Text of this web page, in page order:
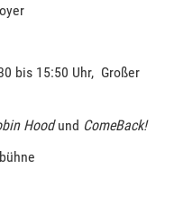
15:50 Uhr, Großer
Hoodund ComeBack!